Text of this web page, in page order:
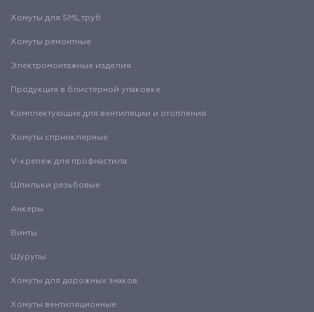
Хомуты для SML труб
Хомуты ремонтные
Электромонтажные изделия
Продукция в блистерной упаковке
Комплектующие для вентиляции и отопления
Хомуты спринклерные
V-крепеж для профнастила
Шпильки резьбовые
Анкеры
Винты
Шурупы
Хомуты для дорожных знаков
Хомуты вентиляционные